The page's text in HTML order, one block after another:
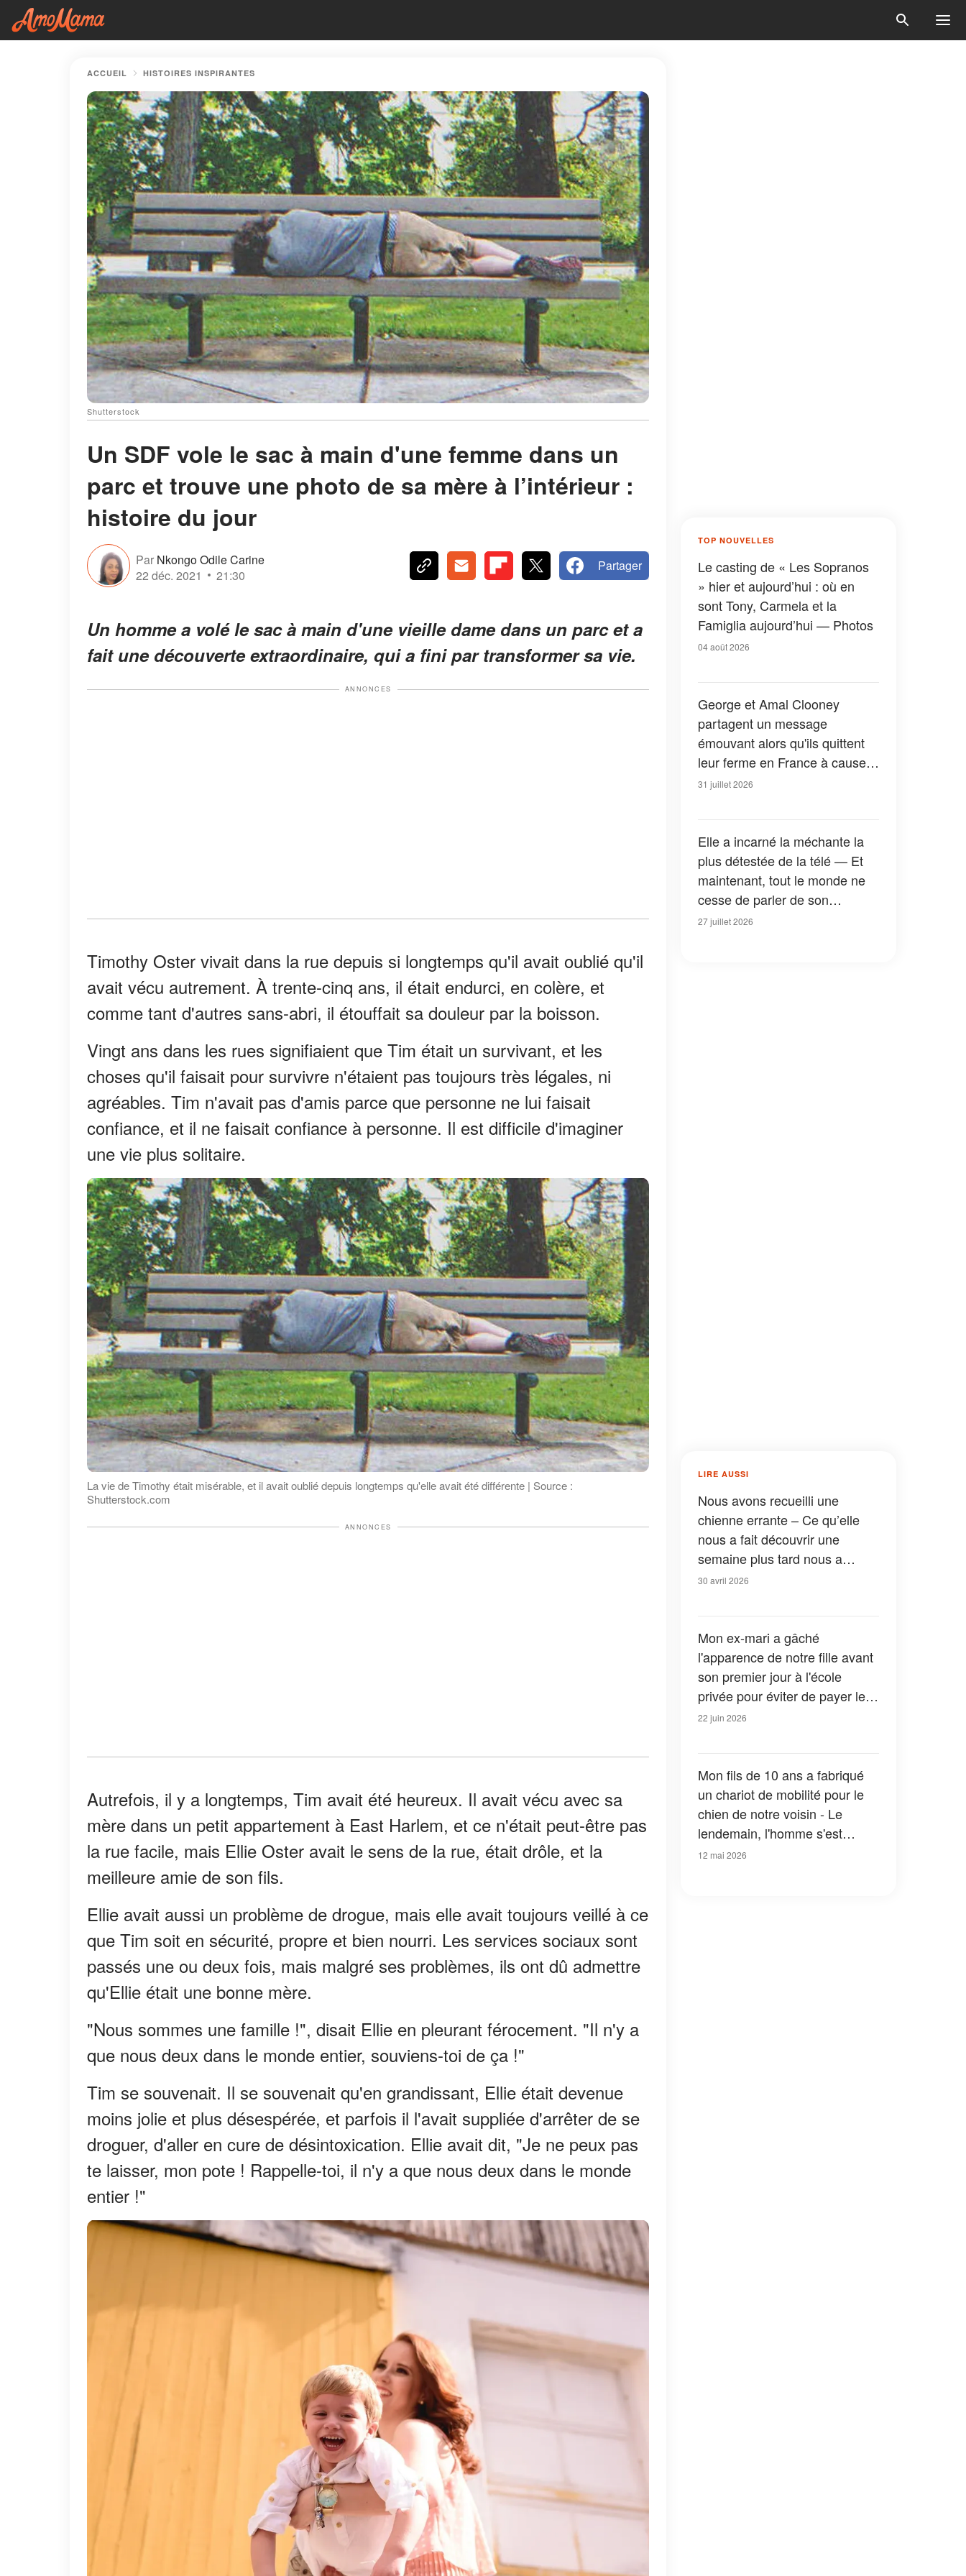
ACCUEIL HISTOIRES INSPIRANTES
Shutterstock
Un SDF vole le sac à main d'une femme dans un
parc et trouve une photo de sa mère à l’intérieur :
histoire du jour
Par Nkongo Odile Carine
22 déc. 2021
21:30
Partager
Un homme a volé le sac à main d'une vieille dame dans un parc et a
fait une découverte extraordinaire, qui a fini par transformer sa vie.
ANNONCES
Timothy Oster vivait dans la rue depuis si longtemps qu'il avait oublié qu'il
avait vécu autrement. À trente-cinq ans, il était endurci, en colère, et
comme tant d'autres sans-abri, il étouffait sa douleur par la boisson.
Vingt ans dans les rues signifiaient que Tim était un survivant, et les
choses qu'il faisait pour survivre n'étaient pas toujours très légales, ni
agréables. Tim n'avait pas d'amis parce que personne ne lui faisait
confiance, et il ne faisait confiance à personne. Il est difficile d'imaginer
une vie plus solitaire.
La vie de Timothy était misérable, et il avait oublié depuis longtemps qu'elle avait été différente | Source :
Shutterstock.com
ANNONCES
Autrefois, il y a longtemps, Tim avait été heureux. Il avait vécu avec sa
mère dans un petit appartement à East Harlem, et ce n'était peut-être pas
la rue facile, mais Ellie Oster avait le sens de la rue, était drôle, et la
meilleure amie de son fils.
Ellie avait aussi un problème de drogue, mais elle avait toujours veillé à ce
que Tim soit en sécurité, propre et bien nourri. Les services sociaux sont
passés une ou deux fois, mais malgré ses problèmes, ils ont dû admettre
qu'Ellie était une bonne mère.
"Nous sommes une famille !", disait Ellie en pleurant férocement. "Il n'y a
que nous deux dans le monde entier, souviens-toi de ça !"
Tim se souvenait. Il se souvenait qu'en grandissant, Ellie était devenue
moins jolie et plus désespérée, et parfois il l'avait suppliée d'arrêter de se
droguer, d'aller en cure de désintoxication. Ellie avait dit, "Je ne peux pas
te laisser, mon pote ! Rappelle-toi, il n'y a que nous deux dans le monde
entier !"
TOP NOUVELLES
Le casting de « Les Sopranos
» hier et aujourd’hui : où en
sont Tony, Carmela et la
Famiglia aujourd’hui — Photos
04 août 2026
George et Amal Clooney
partagent un message
émouvant alors qu'ils quittent
leur ferme en France à cause
des feux de forêt — Tous les
31 juillet 2026
Elle a incarné la méchante la
plus détestée de la télé — Et
maintenant, tout le monde ne
cesse de parler de son
apparition dans la nouvelle
27 juillet 2026
LIRE AUSSI
Nous avons recueilli une
chienne errante – Ce qu’elle
nous a fait découvrir une
semaine plus tard nous a
choqués
30 avril 2026
Mon ex-mari a gâché
l'apparence de notre fille avant
son premier jour à l'école
privée pour éviter de payer les
frais de scolarité – Je lui ai
22 juin 2026
Mon fils de 10 ans a fabriqué
un chariot de mobilité pour le
chien de notre voisin - Le
lendemain, l'homme s'est
présenté à notre porte et a dit :
12 mai 2026